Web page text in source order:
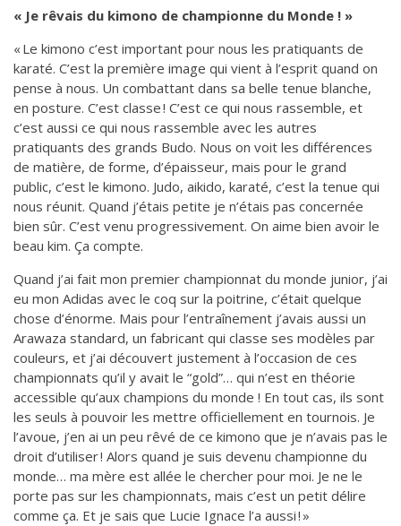
« Je rêvais du kimono de championne du Monde ! »
« Le kimono c’est important pour nous les pratiquants de
karaté. C’est la première image qui vient à l’esprit quand on
pense à nous. Un combattant dans sa belle tenue blanche,
en posture. C’est classe ! C’est ce qui nous rassemble, et
c’est aussi ce qui nous rassemble avec les autres
pratiquants des grands Budo. Nous on voit les différences
de matière, de forme, d’épaisseur, mais pour le grand
public, c’est le kimono. Judo, aikido, karaté, c’est la tenue qui
nous réunit. Quand j’étais petite je n’étais pas concernée
bien sûr. C’est venu progressivement. On aime bien avoir le
beau kim. Ça compte.
Quand j’ai fait mon premier championnat du monde junior, j’ai
eu mon Adidas avec le coq sur la poitrine, c’était quelque
chose d’énorme. Mais pour l’entraînement j’avais aussi un
Arawaza standard, un fabricant qui classe ses modèles par
couleurs, et j’ai découvert justement à l’occasion de ces
championnats qu’il y avait le “gold”… qui n’est en théorie
accessible qu’aux champions du monde ! En tout cas, ils sont
les seuls à pouvoir les mettre officiellement en tournois. Je
l’avoue, j’en ai un peu rêvé de ce kimono que je n’avais pas le
droit d’utiliser ! Alors quand je suis devenu championne du
monde… ma mère est allée le chercher pour moi. Je ne le
porte pas sur les championnats, mais c’est un petit délire
comme ça. Et je sais que Lucie Ignace l’a aussi ! »